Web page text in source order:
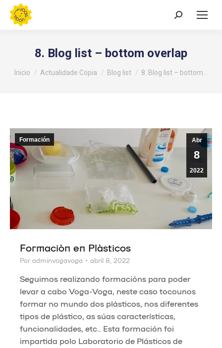
Buscar:
8. Blog list – bottom overlap
Estás aquí:
Inicio Actualidade Copia Blog list 8. Blog list – bottom…
Abr
8
2022
Formación
Formación en Plásticos
Por adminvogavoga abril 8, 2022
Seguimos realizando formacións para poder
levar a cabo Voga-Voga, neste caso tocounos
formar no mundo dos plásticos, nos diferentes
tipos de plástico, as súas características,
funcionalidades, etc.. Esta formación foi
impartida polo Laboratorio de Plásticos de